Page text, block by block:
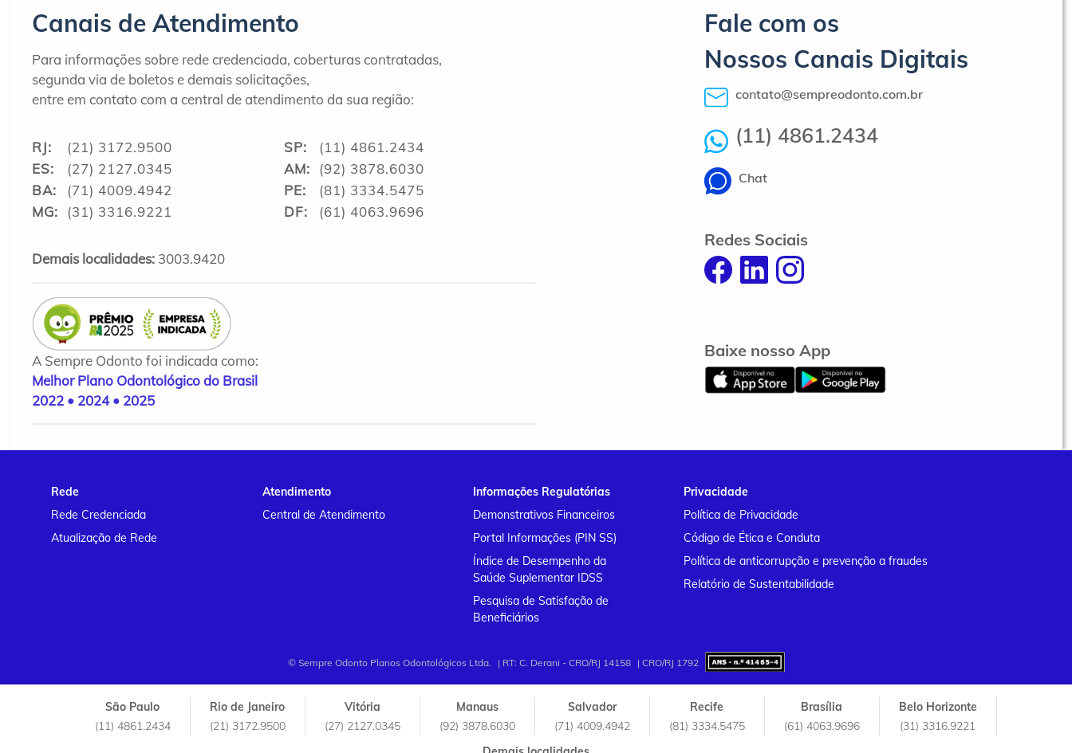
Canais de Atendimento
Para informações sobre rede credenciada, coberturas contratadas,
segunda via de boletos e demais solicitações,
entre em contato com a central de atendimento da sua região:
RJ: (21) 3172.9500 SP:
(11) 4861.2434
ES:
(27) 2127.0345 AM:
(92) 3878.6030
BA:
(71) 4009.4942 PE:
(81) 3334.5475
MG:
(31) 3316.9221 DF: (61) 4063.9696
Demais localidades: 3003.9420
A Sempre Odonto foi indicada como:
Melhor Plano Odontológico do Brasil
2022 • 2024 • 2025
Fale com os
Nossos Canais Digitais
contato@sempreodonto.com.br
(11) 4861.2434
Chat
Redes Sociais
Baixe nosso App
Rede
Rede Credenciada
Atualização de Rede
Atendimento
Central de Atendimento
Informações Regulatórias
Demonstrativos Financeiros
Portal Informações (PIN SS)
Índice de Desempenho da
Saúde Suplementar IDSS
Pesquisa de Satisfação de
Beneficiários
Privacidade
Política de Privacidade
Código de Ética e Conduta
Política de anticorrupção e prevenção a fraudes
Relatório de Sustentabilidade
© Sempre Odonto Planos Odontológicos Ltda. | RT: C. Derani - CRO/RJ 14158 | CRO/RJ 1792
São Paulo
(11) 4861.2434
Rio de Janeiro
(21) 3172.9500
Vitória
(27) 2127.0345
Manaus
(92) 3878.6030
Salvador
(71) 4009.4942
Recife
(81) 3334.5475
Brasília
(61) 4063.9696
Belo Horizonte
(31) 3316.9221